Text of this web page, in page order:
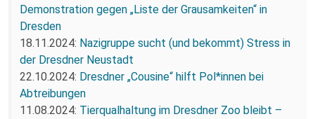
Demonstration gegen „Liste der Grausamkeiten“ in
Dresden
18.11.2024: Nazigruppe sucht (und bekommt) Stress in
der Dresdner Neustadt
22.10.2024: Dresdner „Cousine“ hilft Pol*innen bei
Abtreibungen
11.08.2024: Tierqualhaltung im Dresdner Zoo bleibt –